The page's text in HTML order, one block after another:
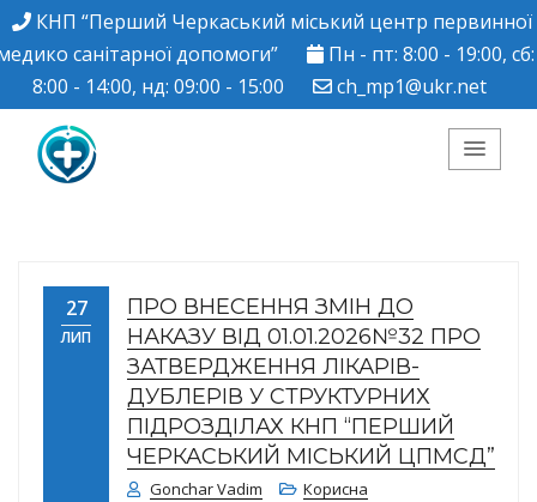
КНП “Перший Черкаський міський центр первинної
санітарної допомоги”
Пн - пт: 8:00 - 19:00, сб:
8:00 - 14:00, нд: 09:00 - 15:00
ch_mp1@ukr.net
Черкаський міський
центр ПМСД"
27
ЛИП
ПРО ВНЕСЕННЯ ЗМІН ДО
НАКАЗУ ВІД 01.01.2026№32 ПРО
ЗАТВЕРДЖЕННЯ ЛІКАРІВ-
ДУБЛЕРІВ У СТРУКТУРНИХ
ПІДРОЗДІЛАХ КНП “ПЕРШИЙ
ЧЕРКАСЬКИЙ МІСЬКИЙ ЦПМСД”
Gonchar Vadim
Корисна